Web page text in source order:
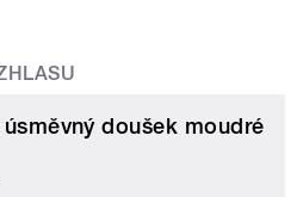
doušek moudré